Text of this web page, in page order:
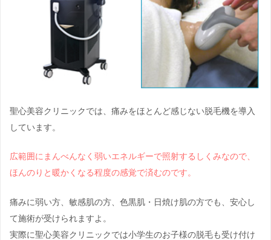
聖心美容クリニックでは、痛みをほとんど感じない脱毛機を導入
しています。
広範囲にまんべんなく弱いエネルギーで照射するしくみなので、
ほんのりと暖かくなる程度の感覚で済むのです。
痛みに弱い方、敏感肌の方、色黒肌・日焼け肌の方でも、安心し
て施術が受けられますよ。
実際に聖心美容クリニックでは小学生のお子様の脱毛も受け付け